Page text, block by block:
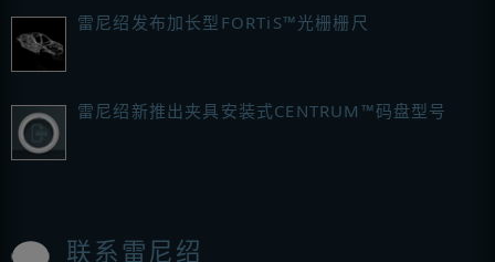
雷尼绍发布加长型FORTiS™光栅栅尺
雷尼绍新推出夹具安装式CENTRUM™码盘型号
联系雷尼绍